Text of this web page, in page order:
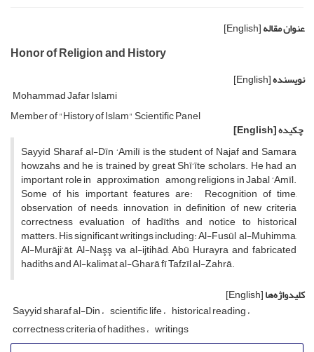
عنوان مقاله[English]
Honor of Religion and History
نویسنده[English]
Mohammad Jafar Islami
Member of "History of Islam" Scientific Panel
چکیده[English]
Sayyid Sharaf al-Dīn ‘Amilī is the student of Najaf and Samara
howzahs and he is trained by great Shī‘īte scholars. He had an
important role in approximation among religions in Jabal ‘Amīl.
Some of his important features are: Recognition of time,
observation of needs, innovation in definition of new criteria
correctness evaluation of hadīths and notice to historical
matters. His significant writings including: Al-Fusūl al-Muhimma,
Al-Murāji‘āt, Al-Naşş va al-ijtihād, Abū Hurayra and fabricated
hadiths and Al-kalimat al-Gharā fī Tafzīl al-Zahrā.
کلیدواژه‌ها[English]
Sayyid sharaf al-Din scientific life historical reading
correctness criteria of hadithes writings